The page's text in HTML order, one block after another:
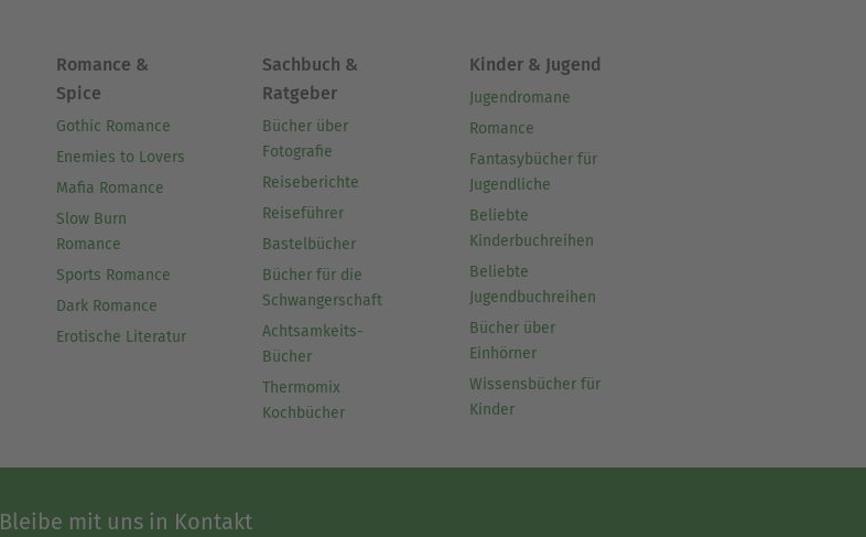
Romance &
Spice
Gothic Romance
Enemies to Lovers
Mafia Romance
Slow Burn
Romance
Sports Romance
Dark Romance
Erotische Literatur
Sachbuch &
Ratgeber
Bücher über
Fotografie
Reiseberichte
Reiseführer
Bastelbücher
Bücher für die
Schwangerschaft
Achtsamkeits-
Bücher
Thermomix
Kochbücher
Kinder & Jugend
Jugendromane
Romance
Fantasybücher für
Jugendliche
Beliebte
Kinderbuchreihen
Beliebte
Jugendbuchreihen
Bücher über
Einhörner
Wissensbücher für
Kinder
Bleibe mit uns in Kontakt